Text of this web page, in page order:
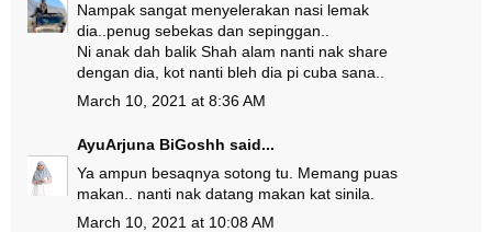
Nampak sangat menyelerakan nasi lemak
dia..penug sebekas dan sepinggan..
Ni anak dah balik Shah alam nanti nak share
dengan dia, kot nanti bleh dia pi cuba sana..
March 10, 2021 at 8:36 AM
AyuArjuna BiGoshh said...
Ya ampun besaqnya sotong tu. Memang puas
makan.. nanti nak datang makan kat sinila.
March 10, 2021 at 10:08 AM